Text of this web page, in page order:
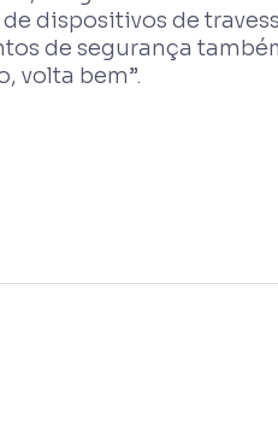
dispositivos de
de segurança
volta bem”.